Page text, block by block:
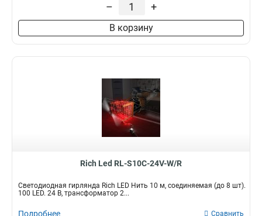
– +
В корзину
Rich Led RL-S10C-24V-W/R
Светодиодная гирлянда Rich LED Нить 10 м, соединяемая (до 8 шт).
100 LED. 24 B, трансформатор 2...
Подробнее Сравнить